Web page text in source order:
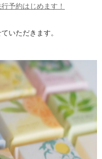
予約はじめます！
いただきます。